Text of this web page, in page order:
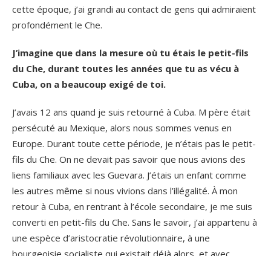
cette époque, j’ai grandi au contact de gens qui admiraient
profondément le Che.
J’imagine que dans la mesure où tu étais le petit-fils
du Che, durant toutes les années que tu as vécu à
Cuba, on a beaucoup exigé de toi.
J’avais 12 ans quand je suis retourné à Cuba. M père était
persécuté au Mexique, alors nous sommes venus en
Europe. Durant toute cette période, je n’étais pas le petit-
fils du Che. On ne devait pas savoir que nous avions des
liens familiaux avec les Guevara. J’étais un enfant comme
les autres même si nous vivions dans l’illégalité. À mon
retour à Cuba, en rentrant à l’école secondaire, je me suis
converti en petit-fils du Che. Sans le savoir, j’ai appartenu à
une espèce d’aristocratie révolutionnaire, à une
bourgeoisie socialiste qui existait déjà alors, et avec